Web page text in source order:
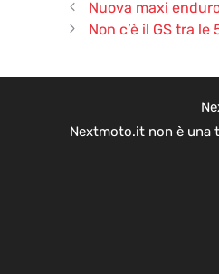
Nuova maxi
Non c’è il GS tra
Nextmoto.it non è una